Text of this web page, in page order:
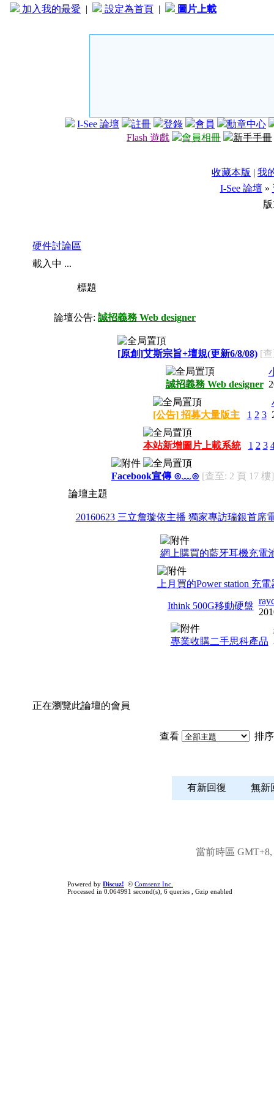
加入我的最愛 | 設定為首頁 | 圖片上載
I-See 論壇 註冊 登錄 會員
勳章中心
Flash 遊戲
會員相冊 新手手冊
收藏本版 | 我
I-See 論壇 »
硬件討論區
載入中 ...
標題
論壇公告: 誠招義務 Web designer
[原創]艾斯宗旨+壇規(更新6/8/08) [
誠招義務 Web designer
[公告] 招募大量版主 1 2 3
本站新增圖片上載系統 1 2 3
Facebook宣傳 ⊙﹏⊙ [查至: 2 頁 17 樓]
論壇主題
20160623 三立詹璇依主播 獨家專訪瑞銀首席
網上購買的藍牙耳機充電
上月買的Power station 充電
Ithink 500G移動硬盤
專業收購二手思科產品
正在瀏覽此論壇的會員
查看 排
有新回復 無
當前時區 GMT+8,
Powered by Discuz! © Comsenz Inc.
Processed in 0.064991 second(s), 6 queries , Gzip enabled